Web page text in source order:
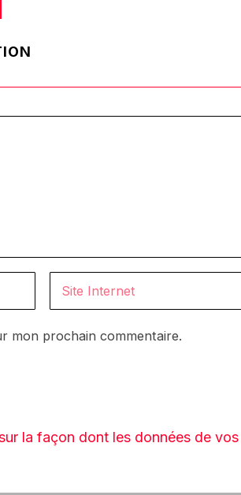
mon prochain commentaire.
la façon dont les données de vos